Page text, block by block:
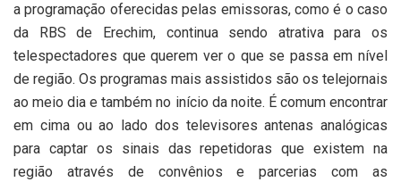
a programação oferecidas pelas emissoras, como é o caso
da RBS de Erechim, continua sendo atrativa para os
telespectadores que querem ver o que se passa em nível
de região. Os programas mais assistidos são os telejornais
ao meio dia e também no início da noite. É comum encontrar
em cima ou ao lado dos televisores antenas analógicas
para captar os sinais das repetidoras que existem na
região através de convênios e parcerias com as